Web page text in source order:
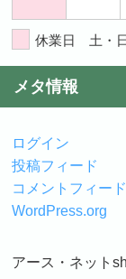
休業日 土・
メタ情報
ログイン
投稿フィード
コメントフィード
WordPress.org
アース・ネット